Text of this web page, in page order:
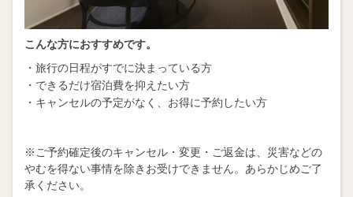
こんな方におすすめです。
・旅行の日程がすでに決まっている方
・できるだけ宿泊費を抑えたい方
・キャンセルの予定がなく、お得に予約したい方
※ご予約確定後のキャンセル・変更・ご返金は、災害などの
やむを得ない事情を除きお受けできません。あらかじめご了
承ください。